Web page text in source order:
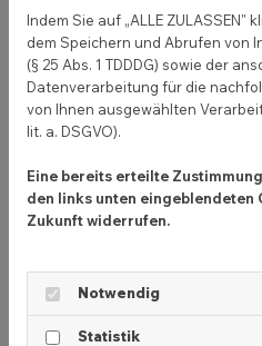
Erstellen von
Ratgeber für
Haushalt,
Lernhilfen für
Tanzen
Finde ein Thema, das zu
und deine potenziellen
dafür an. Digitale
Möglichkeit nebenbei Geld
kannst dadurch auch mit
Indem Sie auf „ALLE ZULASSEN"
dem Speichern und Abrufen von
(§ 25 Abs. 1 TDDDG) sowie der
Datenverarbeitung für die
von Ihnen ausgewählten
lit. a. DSGVO).
Eine bereits erteilte
den links unten eingeblendeten
Zukunft widerrufen.
Notwendig
Statistik